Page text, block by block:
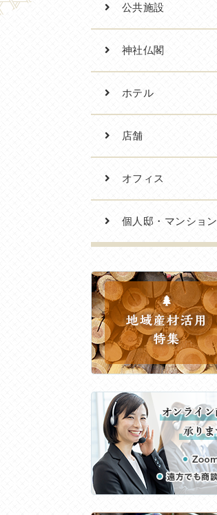
公共施設
神社仏閣
ホテル
店舗
オフィス
個人邸・マンション